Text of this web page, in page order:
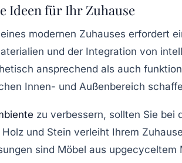
Ideen für Ihr Zuhause
modernen Zuhauses erfordert
und der Integration von
ansprechend als auch
Innen- und Außenbereich
zu verbessern, sollten Sie bei
und Stein verleiht Ihrem
sind Möbel aus